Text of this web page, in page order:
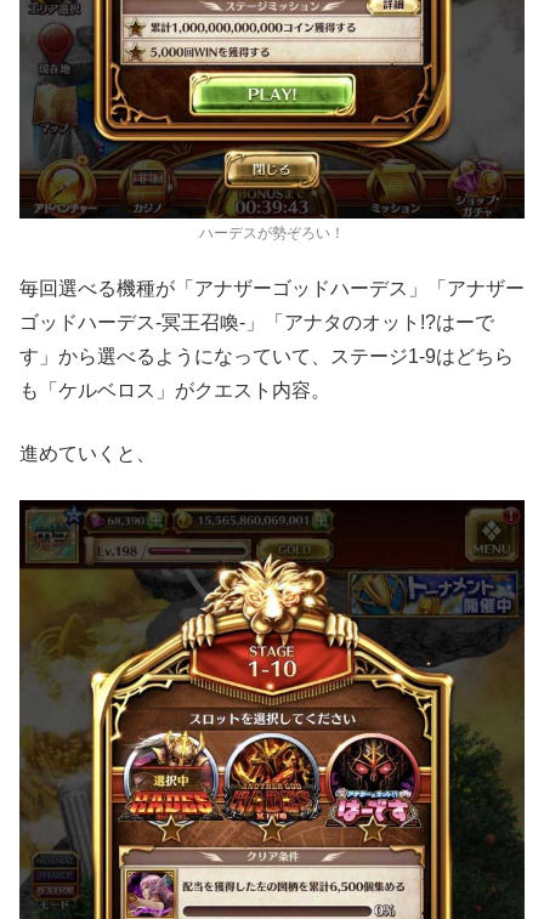
ハーデスが勢ぞろい！
毎回選べる機種が「アナザーゴッドハーデス」「アナザー
ゴッドハーデス-冥王召喚-」「アナタのオット!?はーで
す」から選べるようになっていて、ステージ1-9はどちら
も「ケルベロス」がクエスト内容。
進めていくと、